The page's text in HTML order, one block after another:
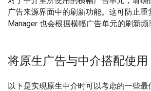
广告来源界面中的刷新功能。这可防止重
Manager 也会根据横幅广告单元的刷新频
将原生广告与中介搭配使用
以下是实现原生中介时可以考虑的一些最